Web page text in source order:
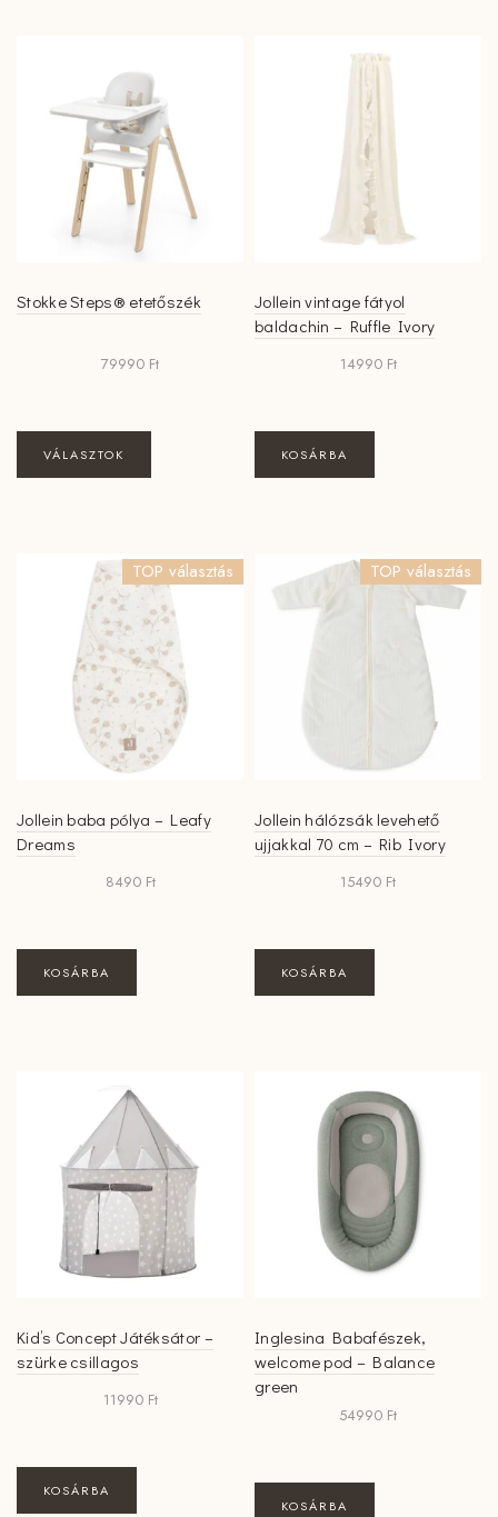
A
változatok
a
termékoldalon
választhatók
választhatók
Stokke Steps® etetőszék
79990 Ft
VÁLASZTOK
a
variációja
van.
A
változatok
a
termékoldalon
választhatók
ki
Jollein vintage fátyol
baldachin – Ruffle Ivory
14990 Ft
KOSÁRBA
TOP választás
Jollein baba pólya – Leafy
Dreams
8490 Ft
KOSÁRBA
TOP választás
Jollein hálózsák levehető
ujjakkal 70 cm – Rib Ivory
15490 Ft
KOSÁRBA
Kid’s Concept Játéksátor –
szürke csillagos
11990 Ft
KOSÁRBA
Inglesina Babafészek,
welcome pod – Balance
green
54990 Ft
KOSÁRBA